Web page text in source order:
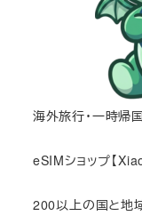
海外旅行・一時帰
eSIMショップ【
200以上の国と地